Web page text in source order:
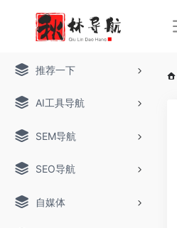
推荐一下
AI工具导航
SEM导航
SEO导航
自媒体